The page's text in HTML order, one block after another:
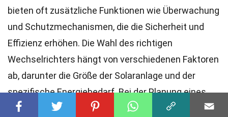
bieten oft zusätzliche Funktionen wie Überwachung
und Schutzmechanismen, die die Sicherheit und
Effizienz erhöhen. Die Wahl des richtigen
Wechselrichters hängt von verschiedenen Faktoren
ab, darunter die Größe der Solaranlage und der
spezifische Energiebedarf. Bei der Planung eines
Energiesystems sollte man die technischen